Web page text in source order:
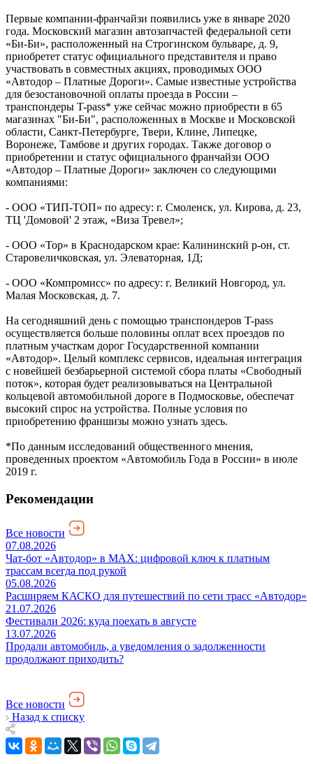
Первые компании-франчайзи появились уже в январе 2020
года. Московский магазин автозапчастей федеральной сети
«Би-Би», расположенный на Строгинском бульваре, д. 9,
приобретет статус официального представителя и право
участвовать в совместных акциях, проводимых ООО
«Автодор – Платные Дороги». Самые известные устройства
для безостановочной оплаты проезда в России –
транспондеры T-pass* уже сейчас можно приобрести в 65
магазинах "Би-Би", расположенных в Москве и Московской
области, Санкт-Петербурге, Твери, Клине, Липецке,
Воронеже, Тамбове и других городах. Также договор о
приобретении и статус официального франчайзи ООО
«Автодор – Платные Дороги» заключен со следующими
компаниями:
- ООО «ТИП-ТОП» по адресу: г. Смоленск, ул. Кирова, д. 23,
ТЦ 'Домовой' 2 этаж, «Виза Тревел»;
- ООО «Тор» в Краснодарском крае: Калининский р-он, ст.
Старовеличковская, ул. Элеваторная, 1Д;
- ООО «Компромисс» по адресу: г. Великий Новгород, ул.
Малая Московская, д. 7.
На сегодняшний день с помощью транспондеров T-pass
осуществляется больше половины оплат всех проездов по
платным участкам дорог Государственной компании
«Автодор». Целый комплекс сервисов, идеальная интеграция
с новейшей безбарьерной системой сбора платы «Свободный
поток», которая будет реализовываться на Центральной
кольцевой автомобильной дороге в Подмосковье, обеспечат
высокий спрос на устройства. Полные условия по
приобретению франшизы можно узнать здесь.
*По данным исследований общественного мнения,
проведенных проектом «Автомобиль Года в России» в июле
2019 г.
Рекомендации
Все новости
07.08.2026
Чат-бот «Автодор» в MAX: цифровой ключ к платным
трассам всегда под рукой
05.08.2026
Расширяем КАСКО для путешествий по сети трасс «Автодор»
21.07.2026
Фестивали 2026: куда поехать в августе
13.07.2026
Продали автомобиль, а уведомления о задолженности
продолжают приходить?
Все новости
Назад к списку